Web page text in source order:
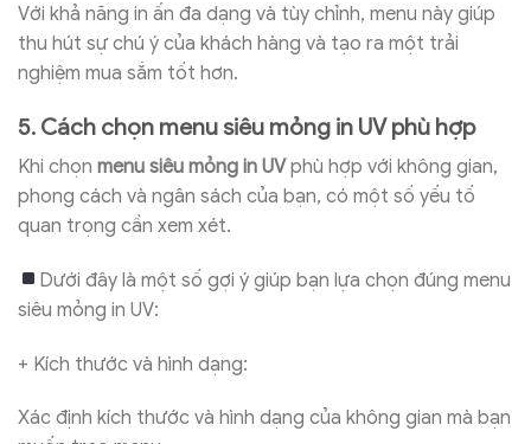
Với khả năng in ấn đa dạng và tùy chỉnh, menu này giúp
thu hút sự chú ý của khách hàng và tạo ra một trải
nghiệm mua sắm tốt hơn.
5. Cách chọn menu siêu mỏng in UV phù hợp
Khi chọn menu siêu mỏng in UVphù hợp với không gian,
phong cách và ngân sách của bạn, có một số yếu tố
quan trọng cần xem xét.
Dưới đây là một số gợi ý giúp bạn lựa chọn đúng menu
siêu mỏng in UV:
+ Kích thước và hình dạng:
Xác định kích thước và hình dạng của không gian mà bạn